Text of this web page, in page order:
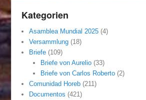
Kategorien
Asamblea Mundial 2025 (4)
Versammlung (18)
Briefe (109)
Briefe von Aurelio(33)
Briefe von Carlos Roberto(2)
Comunidad Horeb (211)
Documentos (421)